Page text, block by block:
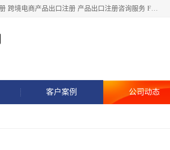
深圳市鼎顺检测认证有限公司专注于各类产品出口注册 产品注册 美国URN注册 跨境电商产品出口注册 产品出口注册咨询服务 FDA食品注册等我们是一家商务服务公司，为客户提供商标注册，本公司实力雄厚，能满足客户多种需求。
客户案例 公司动态